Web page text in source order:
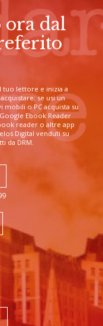
dal
tuo lettore e inizia a
se usi un
mobili o PC acquista su
Ebook Reader
reader o altre app
Digital venduti su
da DRM.